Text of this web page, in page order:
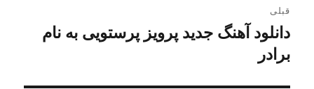
نوشته
قبلی
نوشته
قبلی:
دانلود آهنگ جدید پرویز پرستویی به نام
برادر